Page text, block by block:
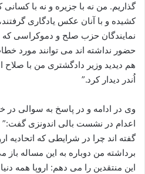
گذاریم. من نه با جزیره و نه با
کشیده و با آنان عکس یادگاری
نمایندگان حزب صلح و دموکراسی
حضور نداشته اند می توانند مورد
هم دیدید وزیر دادگشتری من با صلاح
اُندر دیدار کرد.”
وی در ادامه و در پاسخ به سوالی
اعدام در نشست بالی اندونزی گفت:”
گفته اند چرا در شرایطی که اتحادیه
برداشته من دوباره به این مساله
این منتقدین را می دهم: اروپا همه